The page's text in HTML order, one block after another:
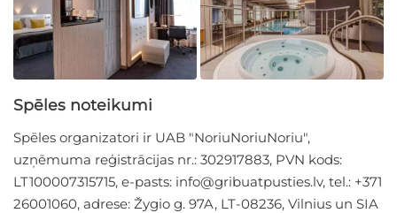
Spēles noteikumi
Spēles organizatori ir UAB "NoriuNoriuNoriu",
uzņēmuma reģistrācijas nr.: 302917883, PVN kods:
LT100007315715, e-pasts: info@gribuatpusties.lv, tel.: +371
26001060, adrese: Žygio g. 97A, LT-08236, Vilnius un SIA